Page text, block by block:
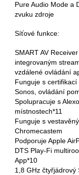
Pure Audio Mode a
zvuku zdroje
Síťové funkce:
SMART AV
integrovaným
vzdálené ovládání
Funguje s
Sonos, ovládání
Spolupracuje s
místnostech*11
Funguje s
Chromecastem
Podporuje Apple
DTS Play-Fi
App*10
1,8 GHz čtyřjádrový